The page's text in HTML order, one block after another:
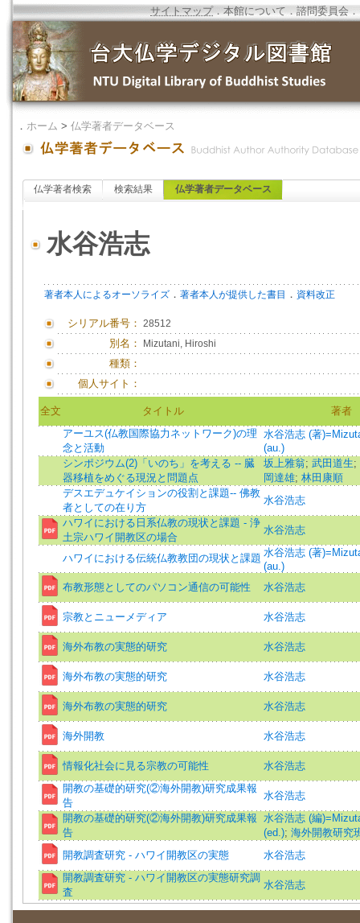
サイトマップ．本館について ．諮問委員会 ．
． ホーム > 仏学著者データベース
仏学著者検索 検索結果 仏学著者データベース
水谷浩志
著者本人によるオーソライズ ． 著者本人が提供した書目 ． 資料改正
シリアル番号： 28512
別名： Mizutani, Hiroshi
種類：
個人サイト：
全文 タイトル
著者
アーユス(仏教国際協力ネットワーク)の理
念と活動
水谷浩志 (著
(au.)
シンポジウム(2)「いのち」を考える -- 臓
器移植をめぐる現況と問題点
坂上雅翁; 武田道生;
岡達雄; 林田康順
デスエデュケイションの役割と課題-- 佛教
者としての在り方
水谷浩志
ハワイにおける日系仏教の現状と課題 - 浄
土宗ハワイ開教区の場合
水谷浩志
ハワイにおける伝統仏教教団の現状と課題 水谷浩志 (著
(au.)
布教形態としてのパソコン通信の可能性
水谷浩志
宗教とニューメディア 水谷浩志
海外布教の実態的研究 水谷浩志
海外布教の実態的研究 水谷浩志
海外布教の実態的研究 水谷浩志
海外開教 水谷浩志
情報化社会に見る宗教の可能性
水谷浩志
開教の基礎的研究(②海外開教)研究成果報
告
水谷浩志
開教の基礎的研究(②海外開教)研究成果報
告
水谷浩志 (編
(ed.); 海外開教研究
開教調査研究 - ハワイ開教区の実態
水谷浩志
開教調査研究 - ハワイ開教区の実態研究調
査
水谷浩志